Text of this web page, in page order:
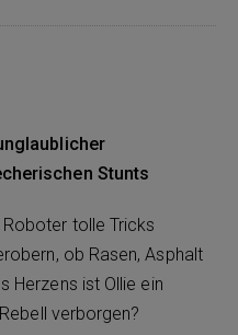
Stunts
tolle Tricks
ob Rasen, Asphalt
Herzens ist Ollie ein
verborgen?